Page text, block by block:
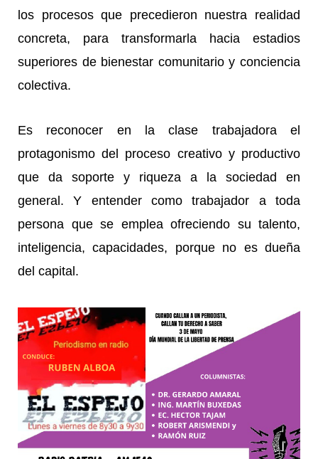
los procesos que precedieron nuestra realidad
concreta, para transformarla hacia estadios
superiores de bienestar comunitario y conciencia
colectiva.
Es reconocer en la clase trabajadora el
protagonismo del proceso creativo y productivo
que da soporte y riqueza a la sociedad en
general. Y entender como trabajador a toda
persona que se emplea ofreciendo su talento,
inteligencia, capacidades, porque no es dueña
del capital.